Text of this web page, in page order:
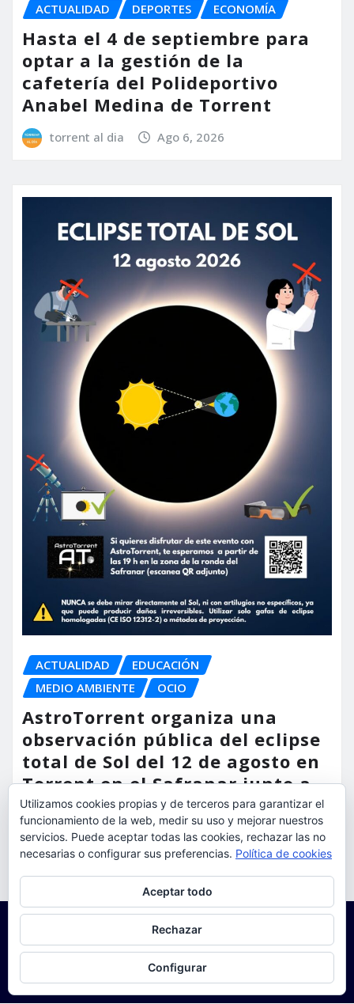
ACTUALIDAD DEPORTES ECONOMÍA
Hasta el 4 de septiembre para
optar a la gestión de la
cafetería del Polideportivo
Anabel Medina de Torrent
torrent al dia Ago 6, 2026
ACTUALIDAD
EDUCACIÓN
MEDIO AMBIENTE
OCIO
AstroTorrent organiza una
observación pública del eclipse
total de Sol del 12 de agosto en
Torrent en el Safranar junto a
las vías del AVE
torrent al dia Ago 5, 2026
Utilizamos cookies propias y de terceros para garantizar el
funcionamiento de la web, medir su uso y mejorar nuestros
servicios. Puede aceptar todas las cookies, rechazar las no
necesarias o configurar sus preferencias. Política de cookies
Aceptar todo
Rechazar
Configurar
Para obtener más información, incluido cómo gestionar las cookies,